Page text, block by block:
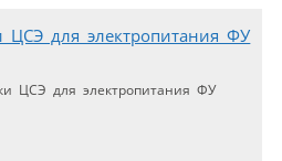
ЦСЭ для электропитания ФУ